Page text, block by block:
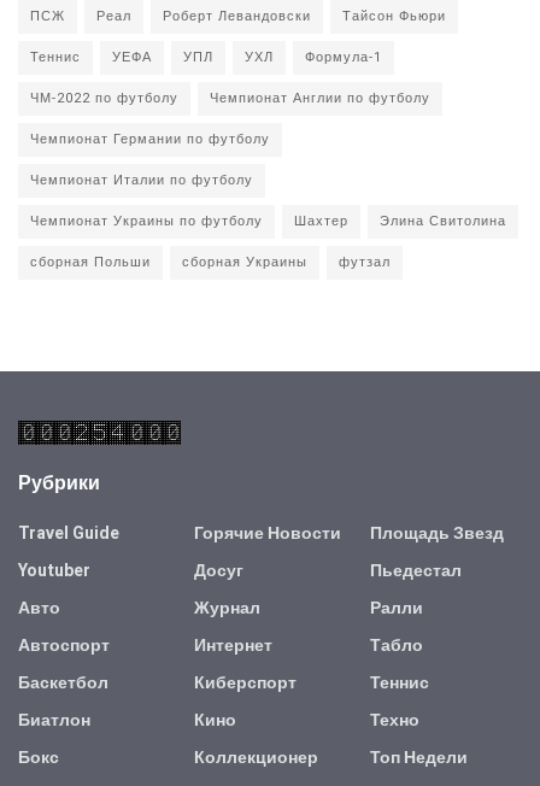
ПСЖ
Реал Роберт Левандовски
Тайсон Фьюри
Теннис
УЕФА УПЛ УХЛ
Формула-1
ЧМ-2022 по футболу
Чемпионат Англии по футболу
Чемпионат Германии по футболу
Чемпионат Италии по футболу
Чемпионат Украины по футболу
Шахтер
Элина Свитолина
сборная Польши
сборная Украины футзал
Рубрики
Travel Guide
Youtuber
Авто
Автоспорт
Баскетбол
Биатлон
Бокс
Горячие Новости
Досуг
Журнал
Интернет
Киберспорт
Кино
Коллекционер
Площадь Звезд
Пьедестал
Ралли
Табло
Теннис
Техно
Топ Недели